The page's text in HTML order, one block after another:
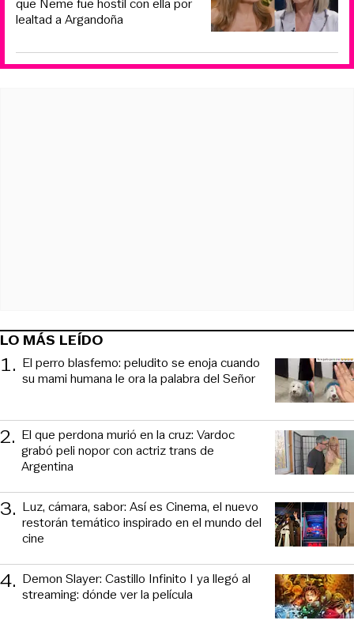
lealtad a Argandoña
LO MÁS LEÍDO
1. El perro blasfemo: peludito se enoja cuando
su mami humana le ora la palabra del Señor
2. El que perdona murió en la cruz: Vardoc
grabó peli nopor con actriz trans de
Argentina
3. Luz, cámara, sabor: Así es Cinema, el nuevo
restorán temático inspirado en el mundo del
cine
4. Demon Slayer: Castillo Infinito I ya llegó al
streaming: dónde ver la película